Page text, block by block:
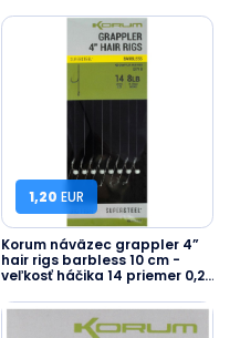
1,20 EUR
Korum náväzec grappler 4”
hair rigs barbless 10 cm -
veľkosť háčika 14 priemer 0,23